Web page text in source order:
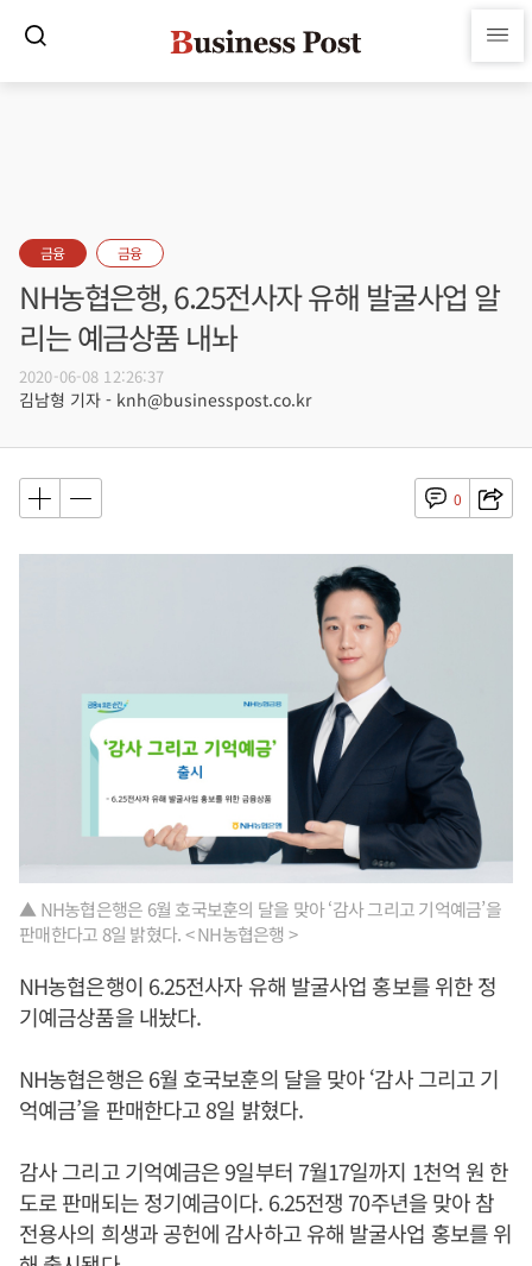
금융 금융
NH농협은행, 6.25전사자 유해 발굴사업 알
리는 예금상품 내놔
2020-06-08 12:26:37
김남형 기자 - knh@businesspost.co.kr
0
▲ NH농협은행은 6월 호국보훈의 달을 맞아 ‘감사 그리고 기억예금’을
판매한다고 8일 밝혔다. < NH농협은행 >
NH농협은행이 6.25전사자 유해 발굴사업 홍보를 위한 정
기예금상품을 내놨다.
NH농협은행은 6월 호국보훈의 달을 맞아 ‘감사 그리고 기
억예금’을 판매한다고 8일 밝혔다.
감사 그리고 기억예금은 9일부터 7월17일까지 1천억 원 한
도로 판매되는 정기예금이다. 6.25전쟁 70주년을 맞아 참
전용사의 희생과 공헌에 감사하고 유해 발굴사업 홍보를 위